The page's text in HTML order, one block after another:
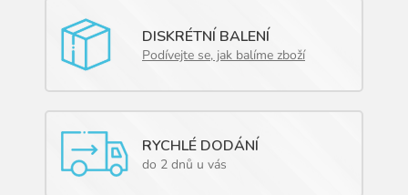
DISKRÉTNÍ BALENÍ
Podívejte se, jak balíme zboží
RYCHLÉ DODÁNÍ
do 2 dnů u vás